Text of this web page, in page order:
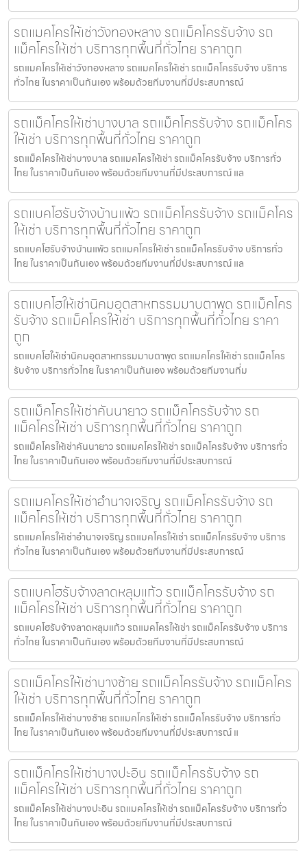
รถแมคโครให้เช่าวังทองหลาง รถแม็คโครรับจ้าง รถ
แม็คโครให้เช่า บริการทุกพื้นที่ทั่วไทย ราคาถูก
รถแมคโครให้เช่าวังทองหลาง รถแมคโครให้เช่า รถแม็คโครรับจ้าง บริการ
ทั่วไทย ในราคาเป็นกันเอง พร้อมด้วยทีมงานที่มีประสบการณ์
รถแม็คโครให้เช่าบางบาล รถแม็คโครรับจ้าง รถแม็คโคร
ให้เช่า บริการทุกพื้นที่ทั่วไทย ราคาถูก
รถแม็คโครให้เช่าบางบาล รถแมคโครให้เช่า รถแม็คโครรับจ้าง บริการทั่ว
ไทย ในราคาเป็นกันเอง พร้อมด้วยทีมงานที่มีประสบการณ์ แล
รถแบคโฮรับจ้างบ้านแพ้ว รถแม็คโครรับจ้าง รถแม็คโคร
ให้เช่า บริการทุกพื้นที่ทั่วไทย ราคาถูก
รถแบคโฮรับจ้างบ้านแพ้ว รถแมคโครให้เช่า รถแม็คโครรับจ้าง บริการทั่ว
ไทย ในราคาเป็นกันเอง พร้อมด้วยทีมงานที่มีประสบการณ์ แล
รถแบคโฮให้เช่านิคมอุตสาหกรรมมาบตาพุด รถแม็คโคร
รับจ้าง รถแม็คโครให้เช่า บริการทุกพื้นที่ทั่วไทย ราคา
ถูก
รถแบคโฮให้เช่านิคมอุตสาหกรรมมาบตาพุด รถแมคโครให้เช่า รถแม็คโคร
รับจ้าง บริการทั่วไทย ในราคาเป็นกันเอง พร้อมด้วยทีมงานที่ม
รถแม็คโครให้เช่าคันนายาว รถแม็คโครรับจ้าง รถ
แม็คโครให้เช่า บริการทุกพื้นที่ทั่วไทย ราคาถูก
รถแม็คโครให้เช่าคันนายาว รถแมคโครให้เช่า รถแม็คโครรับจ้าง บริการทั่ว
ไทย ในราคาเป็นกันเอง พร้อมด้วยทีมงานที่มีประสบการณ์
รถแมคโครให้เช่าอำนาจเจริญ รถแม็คโครรับจ้าง รถ
แม็คโครให้เช่า บริการทุกพื้นที่ทั่วไทย ราคาถูก
รถแมคโครให้เช่าอำนาจเจริญ รถแมคโครให้เช่า รถแม็คโครรับจ้าง บริการ
ทั่วไทย ในราคาเป็นกันเอง พร้อมด้วยทีมงานที่มีประสบการณ์
รถแบคโฮรับจ้างลาดหลุมแก้ว รถแม็คโครรับจ้าง รถ
แม็คโครให้เช่า บริการทุกพื้นที่ทั่วไทย ราคาถูก
รถแบคโฮรับจ้างลาดหลุมแก้ว รถแมคโครให้เช่า รถแม็คโครรับจ้าง บริการ
ทั่วไทย ในราคาเป็นกันเอง พร้อมด้วยทีมงานที่มีประสบการณ์
รถแม็คโครให้เช่าบางซ้าย รถแม็คโครรับจ้าง รถแม็คโคร
ให้เช่า บริการทุกพื้นที่ทั่วไทย ราคาถูก
รถแม็คโครให้เช่าบางซ้าย รถแมคโครให้เช่า รถแม็คโครรับจ้าง บริการทั่ว
ไทย ในราคาเป็นกันเอง พร้อมด้วยทีมงานที่มีประสบการณ์ แ
รถแม็คโครให้เช่าบางปะอิน รถแม็คโครรับจ้าง รถ
แม็คโครให้เช่า บริการทุกพื้นที่ทั่วไทย ราคาถูก
รถแม็คโครให้เช่าบางปะอิน รถแมคโครให้เช่า รถแม็คโครรับจ้าง บริการทั่ว
ไทย ในราคาเป็นกันเอง พร้อมด้วยทีมงานที่มีประสบการณ์